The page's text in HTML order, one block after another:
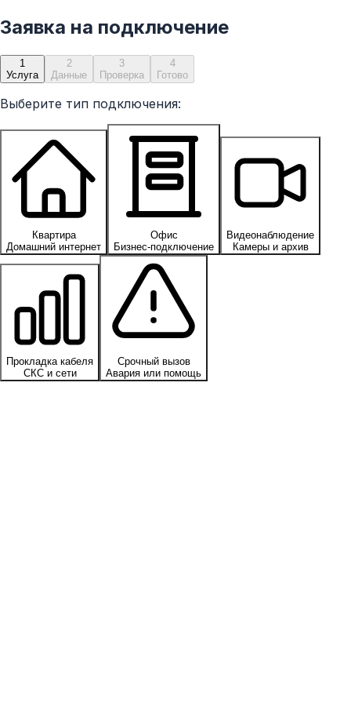
Заявка на подключение
1
Услуга
2
Данные
3
Проверка
4
Готово
Выберите тип подключения:
Квартира
Домашний интернет
Офис
Бизнес-подключение
Видеонаблюдение
Камеры и архив
Прокладка кабеля
СКС и сети
Срочный вызов
Авария или помощь